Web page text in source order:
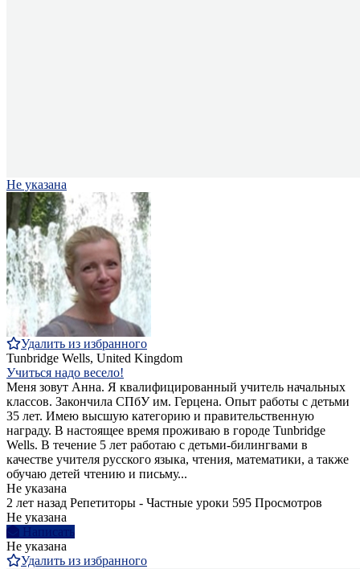
Не указана
Удалить из избранного
Tunbridge Wells, United Kingdom
Учиться надо весело!
Меня зовут Анна. Я квалифицированный учитель начальных
классов. Закончила СПбУ им. Герцена. Опыт работы c детьми
35 лет. Имею высшую категорию и правительственную
награду. В настоящее время проживаю в городе Tunbridge
Wells. В течение 5 лет работаю с детьми-билингвами в
качестве учителя русского языка, чтения, математики, а также
обучаю детей чтению и письму...
Не указана
2 лет назад Репетиторы - Частные уроки 595 Просмотров
Не указана
Написать
Не указана
Удалить из избранного